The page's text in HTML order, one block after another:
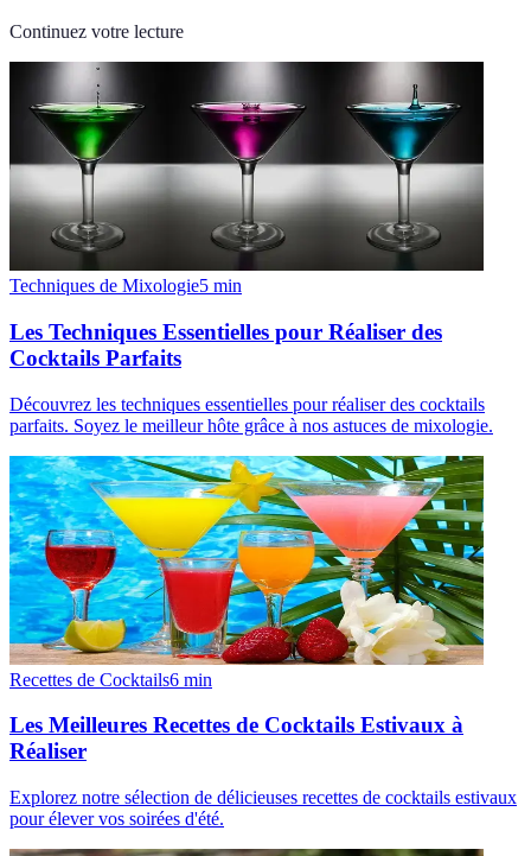
Continuez votre lecture
Techniques de Mixologie5 min
Les Techniques Essentielles pour Réaliser des
Cocktails Parfaits
Découvrez les techniques essentielles pour réaliser des cocktails
parfaits. Soyez le meilleur hôte grâce à nos astuces de mixologie.
Recettes de Cocktails6 min
Les Meilleures Recettes de Cocktails Estivaux à
Réaliser
Explorez notre sélection de délicieuses recettes de cocktails estivaux
pour élever vos soirées d'été.